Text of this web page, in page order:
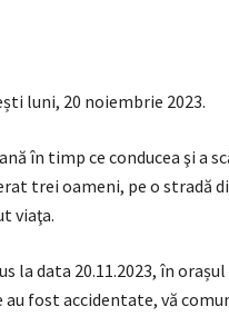
luni, 20 noiembrie 2023.
în timp ce conducea şi a
trei oameni, pe o stradă
viaţa.
la data 20.11.2023, în
au fost accidentate, vă